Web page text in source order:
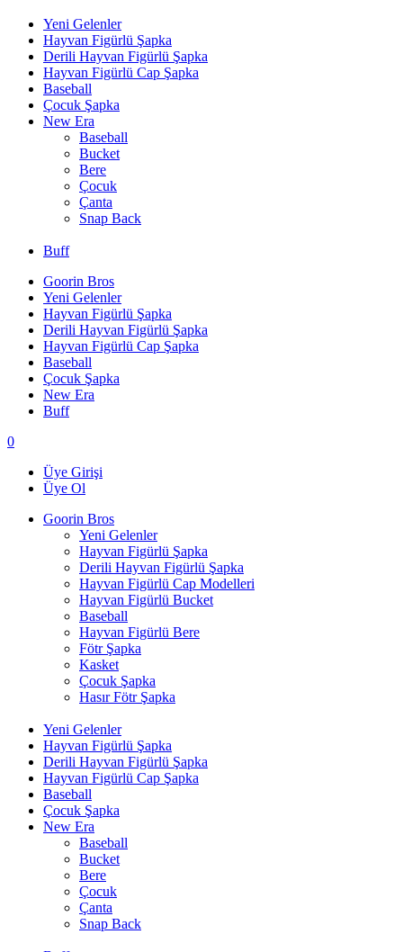
Yeni Gelenler
Hayvan Figürlü Şapka
Derili Hayvan Figürlü Şapka
Hayvan Figürlü Cap Şapka
Baseball
Çocuk Şapka
New Era
Baseball
Bucket
Bere
Çocuk
Çanta
Snap Back
Buff
Goorin Bros
Yeni Gelenler
Hayvan Figürlü Şapka
Derili Hayvan Figürlü Şapka
Hayvan Figürlü Cap Şapka
Baseball
Çocuk Şapka
New Era
Buff
0
Üye Girişi
Üye Ol
Goorin Bros
Yeni Gelenler
Hayvan Figürlü Şapka
Derili Hayvan Figürlü Şapka
Hayvan Figürlü Cap Modelleri
Hayvan Figürlü Bucket
Baseball
Hayvan Figürlü Bere
Fötr Şapka
Kasket
Çocuk Şapka
Hasır Fötr Şapka
Yeni Gelenler
Hayvan Figürlü Şapka
Derili Hayvan Figürlü Şapka
Hayvan Figürlü Cap Şapka
Baseball
Çocuk Şapka
New Era
Baseball
Bucket
Bere
Çocuk
Çanta
Snap Back